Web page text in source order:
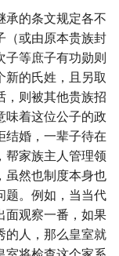
承的条文规定各不
（或由原本贵族封
子等庶子有功勋则
新的氏姓，且另取
，则被其他贵族招
味着这位公子的政
结婚，一辈子待在
帮家族主人管理领
虽然也制度本身也
题。例如，当当代
面观察一番，如果
的人，那么皇室就